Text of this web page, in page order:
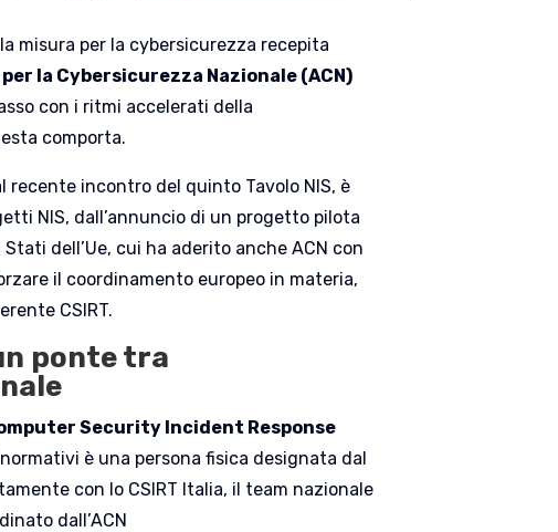
misura per la cybersicurezza recepita
la Cybersicurezza Nazionale (ACN)
con i ritmi accelerati della
comporta.
incontro del quinto Tavolo NIS, è
NIS, dall’annuncio di un progetto pilota
dell’Ue, cui ha aderito anche ACN con
il coordinamento europeo in materia,
CSIRT.
ponte tra
Security Incident Response
è una persona fisica designata dal
con lo CSIRT Italia, il team nazionale
dall’ACN